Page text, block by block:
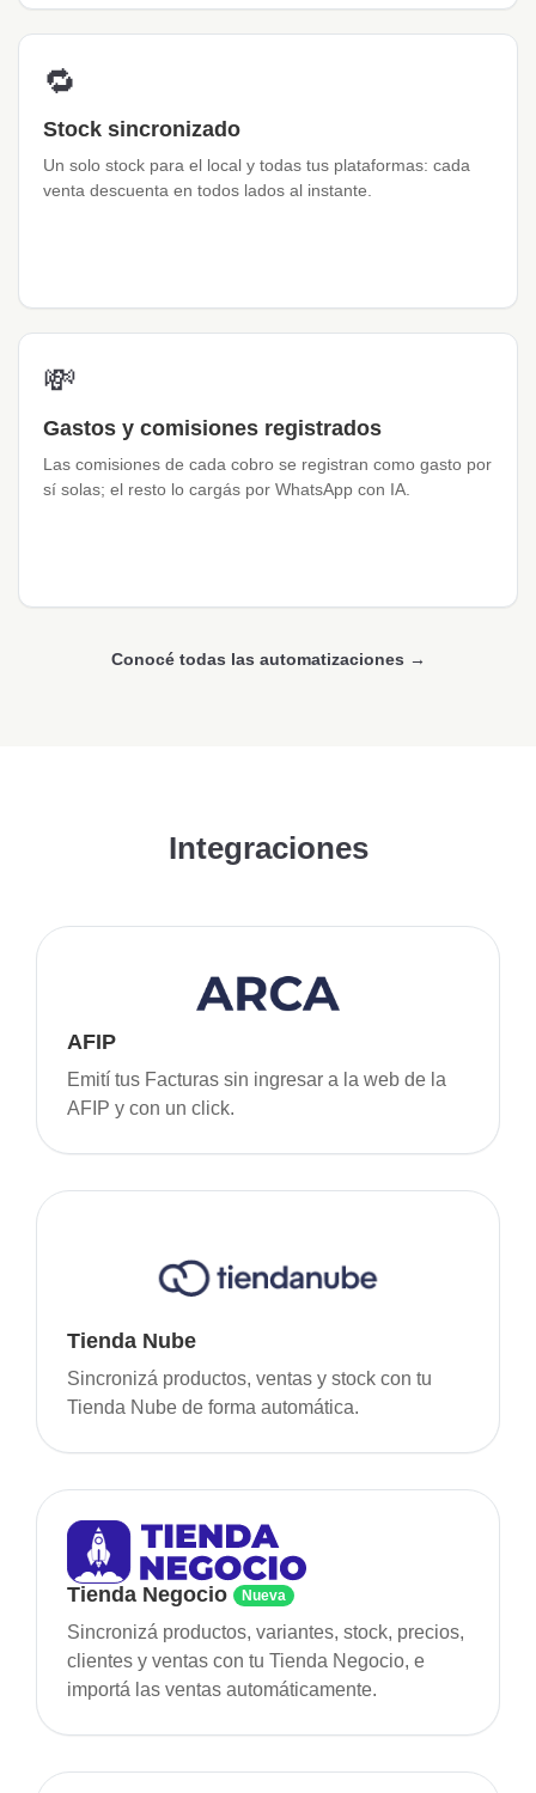
🔁
Stock sincronizado
Un solo stock para el local y todas tus plataformas: cada
venta descuenta en todos lados al instante.
💸
Gastos y comisiones registrados
Las comisiones de cada cobro se registran como gasto por
sí solas; el resto lo cargás por WhatsApp con IA.
Conocé todas las automatizaciones →
Integraciones
AFIP
Emití tus Facturas sin ingresar a la web de la
AFIP y con un click.
Tienda Nube
Sincronizá productos, ventas y stock con tu
Tienda Nube de forma automática.
Tienda Negocio Nueva
Sincronizá productos, variantes, stock, precios,
clientes y ventas con tu Tienda Negocio, e
importá las ventas automáticamente.